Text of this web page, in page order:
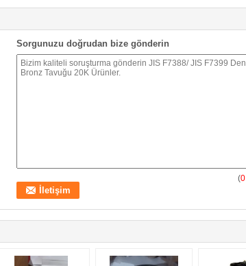
Sorgunuzu doğrudan bize gönderin
(0